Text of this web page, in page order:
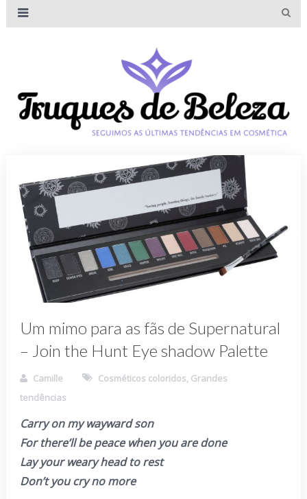
Um mimo para as fãs de Supernatural
– Join the Hunt Eye shadow Palette
Camille Cosméticos coloridos, Grandes
tendências
Carry on my wayward son
For there’ll be peace when you are done
Lay your weary head to rest
Don’t you cry no more